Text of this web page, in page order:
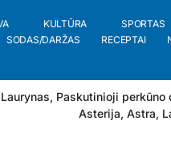
KULTŪRA SPORTAS
SODAS/DARŽAS RECEPTAI
Paskutinioji
Asterija, Astra,